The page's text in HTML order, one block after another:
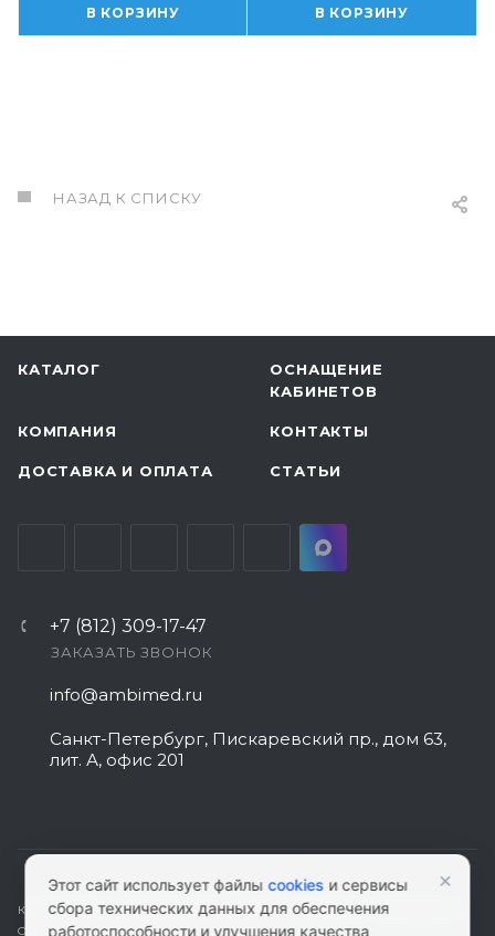
В КОРЗИНУ В КОРЗИНУ
НАЗАД К СПИСКУ
КАТАЛОГ
ОСНАЩЕНИЕ
КАБИНЕТОВ
КОМПАНИЯ КОНТАКТЫ
ДОСТАВКА И ОПЛАТА СТАТЬИ
+7 (812) 309-17-47
ЗАКАЗАТЬ ЗВОНОК
info@ambimed.ru
Санкт-Петербург, Пискаревский пр., дом 63,
лит. А, офис 201
КАРТА САЙТА|ПОЛИТИКА КОНФИДЕНЦИАЛЬНОСТИ|СОГЛАСИЕ НА
ОБРАБОТКУ ПЕРСОНАЛЬНЫХ ДАННЫХ
Этот сайт использует файлыcookies и сервисы
сбора технических данных для обеспечения
работоспособности и улучшения качества
×